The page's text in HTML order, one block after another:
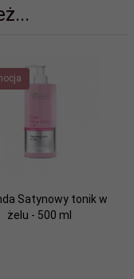
Satynowy tonik w
żelu - 500 ml